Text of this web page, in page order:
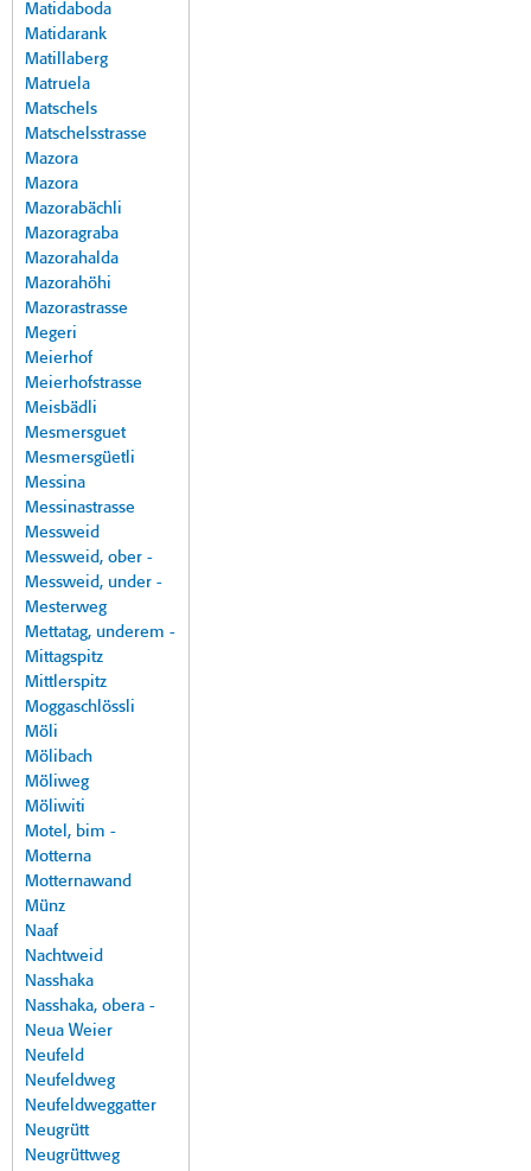
Matidaboda
Matidarank
Matillaberg
Matruela
Matschels
Matschelsstrasse
Mazora
Mazora
Mazorabächli
Mazoragraba
Mazorahalda
Mazorahöhi
Mazorastrasse
Megeri
Meierhof
Meierhofstrasse
Meisbädli
Mesmersguet
Mesmersgüetli
Messina
Messinastrasse
Messweid
Messweid, ober -
Messweid, under -
Mesterweg
Mettatag, underem -
Mittagspitz
Mittlerspitz
Moggaschlössli
Möli
Mölibach
Möliweg
Möliwiti
Motel, bim -
Motterna
Motternawand
Münz
Naaf
Nachtweid
Nasshaka
Nasshaka, obera -
Neua Weier
Neufeld
Neufeldweg
Neufeldweggatter
Neugrütt
Neugrüttweg